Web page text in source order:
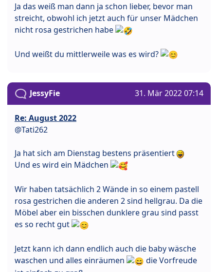
Ja das weiß man dann ja schon lieber, bevor man
streicht, obwohl ich jetzt auch für unser Mädchen
nicht rosa gestrichen habe
Und weißt du mittlerweile was es wird?
JessyFie 31. Mär 2022 07:14
Re: August 2022
@Tati262
Ja hat sich am Dienstag bestens präsentiert
Und es wird ein Mädchen
Wir haben tatsächlich 2 Wände in so einem pastell
rosa gestrichen die anderen 2 sind hellgrau. Da die
Möbel aber ein bisschen dunklere grau sind passt
es so recht gut
Jetzt kann ich dann endlich auch die baby wäsche
waschen und alles einräumen
die Vorfreude